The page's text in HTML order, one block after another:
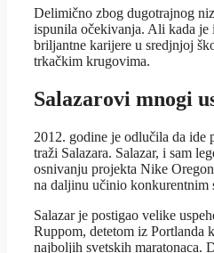
Delimično zbog dugotrajnog
ispunila očekivanja. Ali kada je
briljantne karijere u sredjnjoj
trkačkim krugovima.
Salazarovi mnogi
2012. godine je odlučila da ide
traži Salazara. Salazar, i sam
osnivanju projekta Nike
na daljinu učinio konkurentnim
Salazar je postigao velike
Ruppom, detetom iz Portlanda
najboljih svetskih maratonaca.